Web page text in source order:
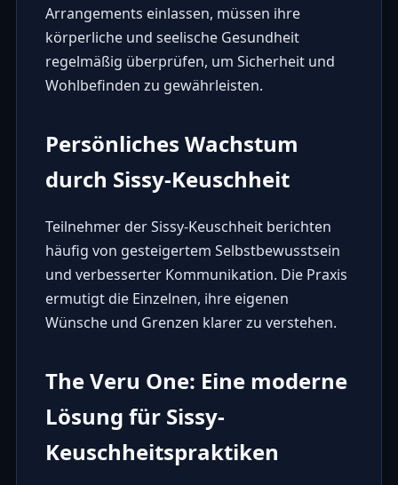
Arrangements einlassen, müssen ihre
körperliche und seelische Gesundheit
regelmäßig überprüfen, um Sicherheit und
Wohlbefinden zu gewährleisten.
Persönliches Wachstum
durch Sissy-Keuschheit
Teilnehmer der Sissy-Keuschheit berichten
häufig von gesteigertem Selbstbewusstsein
und verbesserter Kommunikation. Die Praxis
ermutigt die Einzelnen, ihre eigenen
Wünsche und Grenzen klarer zu verstehen.
The Veru One: Eine moderne
Lösung für Sissy-
Keuschheitspraktiken